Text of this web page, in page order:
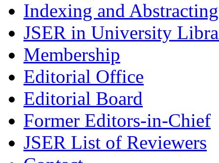
Indexing and Abstracting
JSER in University
Membership
Editorial Office
Editorial Board
Former Editors-in-Chief
JSER List of Reviewers